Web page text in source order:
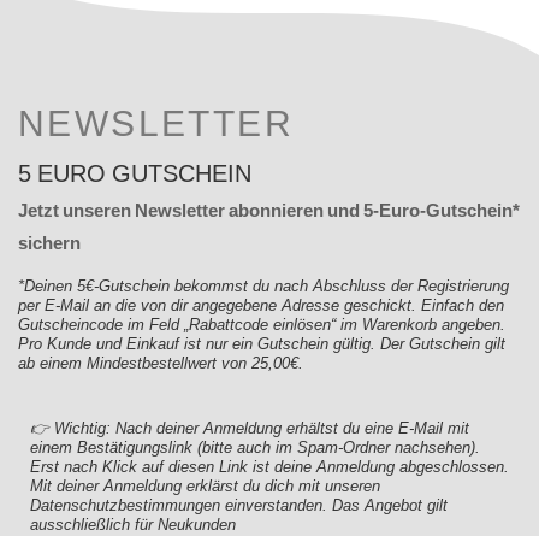
NEWSLETTER
5 EURO GUTSCHEIN
Jetzt unseren Newsletter abonnieren und 5-Euro-Gutschein*
sichern
*Deinen 5€-Gutschein bekommst du nach Abschluss der Registrierung
per E-Mail an die von dir angegebene Adresse geschickt. Einfach den
Gutscheincode im Feld „Rabattcode einlösen“ im Warenkorb angeben.
Pro Kunde und Einkauf ist nur ein Gutschein gültig. Der Gutschein gilt
ab einem Mindestbestellwert von 25,00€.
👉 Wichtig: Nach deiner Anmeldung erhältst du eine E-Mail mit
einem Bestätigungslink (bitte auch im Spam-Ordner nachsehen).
Erst nach Klick auf diesen Link ist deine Anmeldung abgeschlossen.
Mit deiner Anmeldung erklärst du dich mit unseren
Datenschutzbestimmungen einverstanden. Das Angebot gilt
ausschließlich für Neukunden